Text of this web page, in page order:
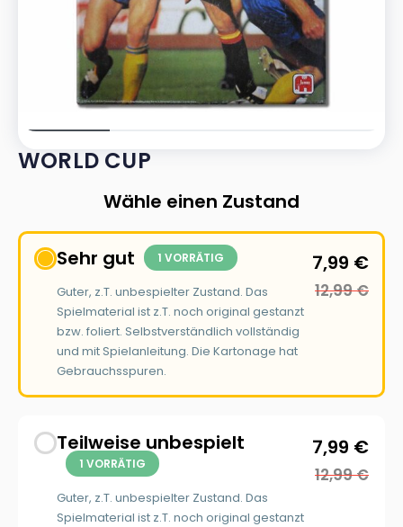
WORLD CUP
Wähle einen Zustand
Sehr gut 1 VORRÄTIG
Guter, z.T. unbespielter Zustand. Das
Spielmaterial ist z.T. noch original gestanzt
bzw. foliert. Selbstverständlich vollständig
und mit Spielanleitung. Die Kartonage hat
Gebrauchsspuren.
7,99 €
12,99€
Teilweise unbespielt
1 VORRÄTIG
Guter, z.T. unbespielter Zustand. Das
Spielmaterial ist z.T. noch original gestanzt
7,99 €
12,99€